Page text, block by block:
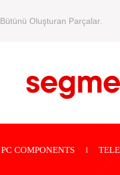
Bütünü Oluşturan Parçalar.
PC COMPONENTS